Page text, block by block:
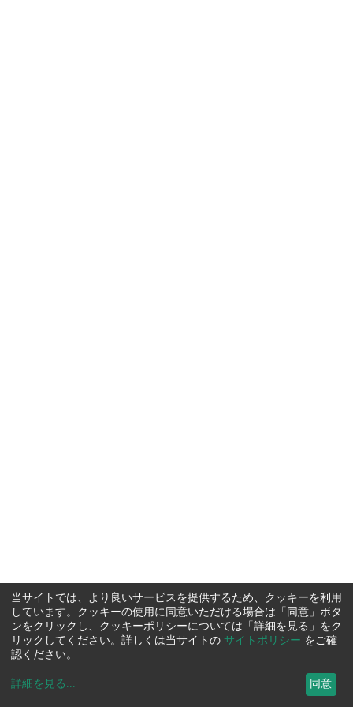
当サイトでは、より良いサービスを提供するため、クッキーを利用
しています。クッキーの使用に同意いただける場合は「同意」ボタ
ンをクリックし、クッキーポリシーについては「詳細を見る」をク
リックしてください。詳しくは当サイトの サイトポリシー をご確
認ください。
詳細を見る ... 同意